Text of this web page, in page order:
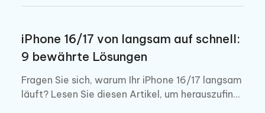
iPhone 16/17 von langsam auf schnell:
9 bewährte Lösungen
Fragen Sie sich, warum Ihr iPhone 16/17 langsam
läuft? Lesen Sie diesen Artikel, um herauszufind